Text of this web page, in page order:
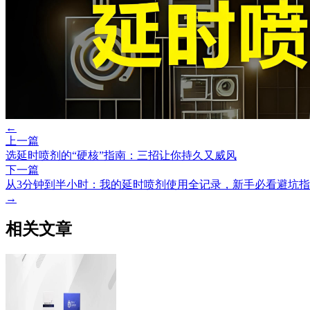
←
上一篇
选延时喷剂的“硬核”指南：三招让你持久又威风
下一篇
从3分钟到半小时：我的延时喷剂使用全记录，新手必看避坑
→
相关文章